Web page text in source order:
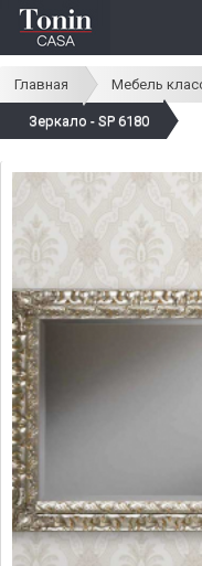
Главная Мебель
Зеркало - SP 6180